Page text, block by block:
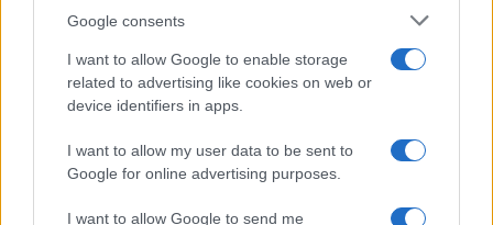
Google consents
I want to allow Google to enable storage
related to advertising like cookies on web or
device identifiers in apps.
I want to allow my user data to be sent to
Google for online advertising purposes.
I want to allow Google to send me
– Τι ισχυεί για τις γονικές παροχές
Κυψέλη: «Δεν μπορώ να το πιστέψω» –
Σοκαρισμένο το ζευγάρι Αμερικανών που
φιλοξενούσε τον 26χρονο Αφγανό στη
Λέσβο
Πιο σχολιασμένα